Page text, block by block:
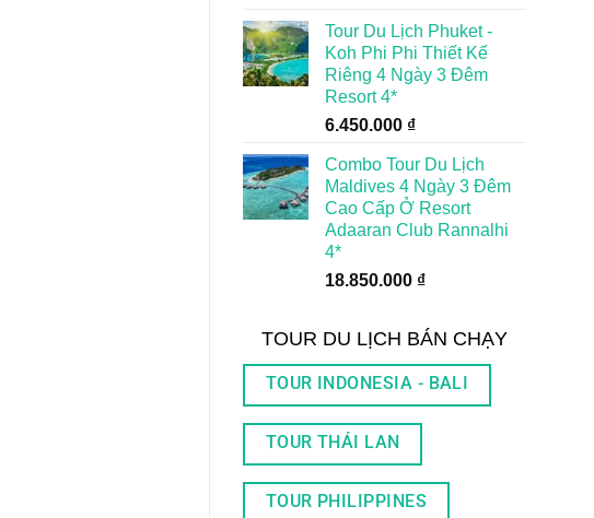
Tour Du Lịch Phuket -
Koh Phi Phi Thiết Kế
Riêng 4 Ngày 3 Đêm
Resort 4*
6.450.000 ₫
Combo Tour Du Lịch
Maldives 4 Ngày 3 Đêm
Cao Cấp Ở Resort
Adaaran Club Rannalhi
4*
18.850.000 ₫
TOUR DU LỊCH BÁN CHẠY
TOUR INDONESIA - BALI
TOUR THÁI LAN
TOUR PHILIPPINES